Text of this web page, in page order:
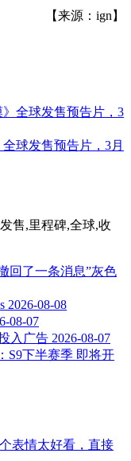
【来源：ign】
球发售预告片，3月
售,里程碑,全球,收
回了一条消息”灰色
2026-08-08
08-07
入广告 2026-08-07
S9下半赛季 即将开
表情太好看，直接